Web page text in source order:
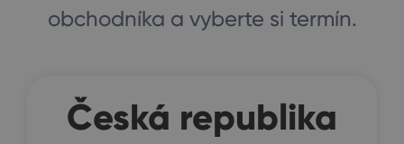
obchodníka a vyberte si termín.
Česká republika